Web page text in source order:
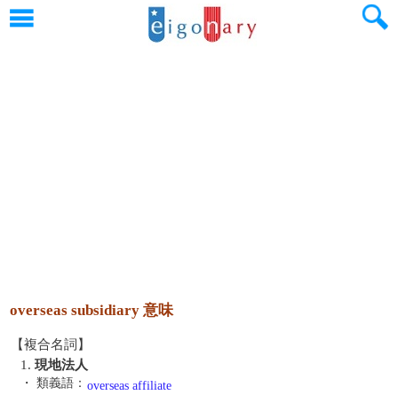
overseas subsidiary 意味
【複合名詞】
1. 現地法人
・ 類義語： overseas affiliate